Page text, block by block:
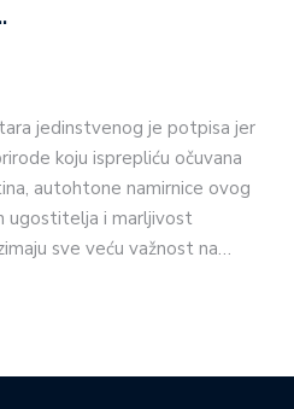
jedinstvenog je potpisa jer
koju isprepliću očuvana
autohtone namirnice ovog
ugostitelja i marljivost
sve veću važnost na…